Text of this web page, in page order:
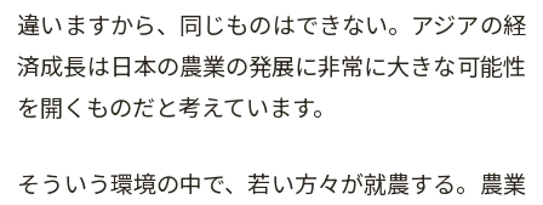
違いますから、同じものはできない。アジアの経
済成長は日本の農業の発展に非常に大きな可能性
を開くものだと考えています。
そういう環境の中で、若い方々が就農する。農業